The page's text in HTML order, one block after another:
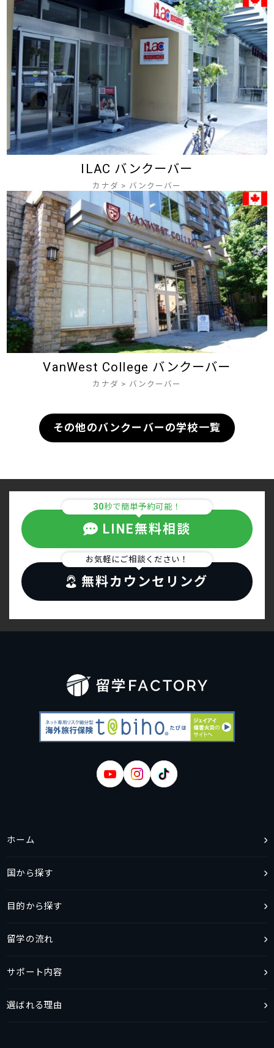
ILAC バンクーバー
カナダ > バンクーバー
VanWest College バンクーバー
カナダ > バンクーバー
その他のバンクーバーの学校一覧
30秒で簡単予約可能！
LINE無料相談
お気軽にご相談ください！
無料カウンセリング
ホーム
国から探す
目的から探す
留学の流れ
サポート内容
選ばれる理由